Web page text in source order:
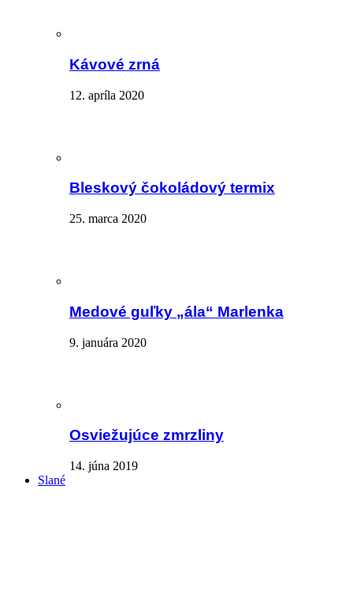
Kávové zrná
12. apríla 2020
Bleskový čokoládový termix
25. marca 2020
Medové guľky „ála“ Marlenka
9. januára 2020
Osviežujúce zmrzliny
14. júna 2019
Slané